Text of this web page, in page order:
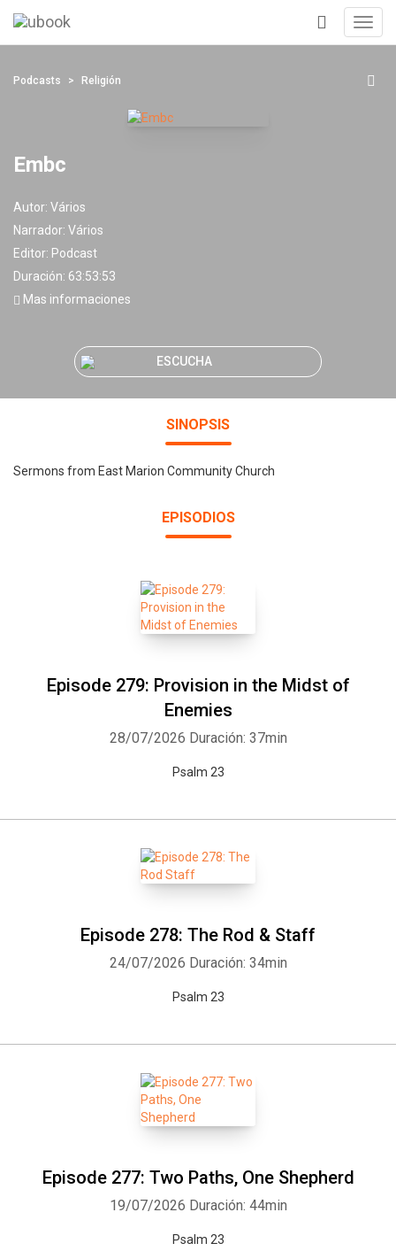
+
Podcasts Religión
Embc
Autor: Vários
Narrador: Vários
Editor: Podcast
Duración: 63:53:53
Mas informaciones
ESCUCHA
SINOPSIS
Sermons from East Marion Community Church
EPISODIOS
Episode 279: Provision in the Midst of
Enemies
28/07/2026 Duración: 37min
Psalm 23
Episode 278: The Rod & Staff
24/07/2026 Duración: 34min
Psalm 23
Episode 277: Two Paths, One Shepherd
19/07/2026 Duración: 44min
Psalm 23